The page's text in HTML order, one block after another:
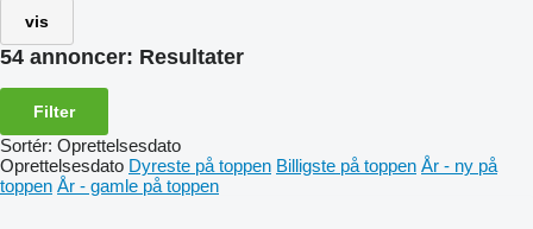
vis
54 annoncer: Resultater
Filter
Sortér: Oprettelsesdato
Oprettelsesdato Dyreste på toppen Billigste på toppen År - ny på
toppen År - gamle på toppen